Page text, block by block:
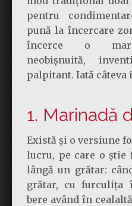
pentru
pună la încercare
încerce o
neobișnuită,
palpitant. Iată câteva
1. Marinadă
Există și o versiune
lucru, pe care o știe
lângă un grătar:
grătar, cu furculița
bere având în